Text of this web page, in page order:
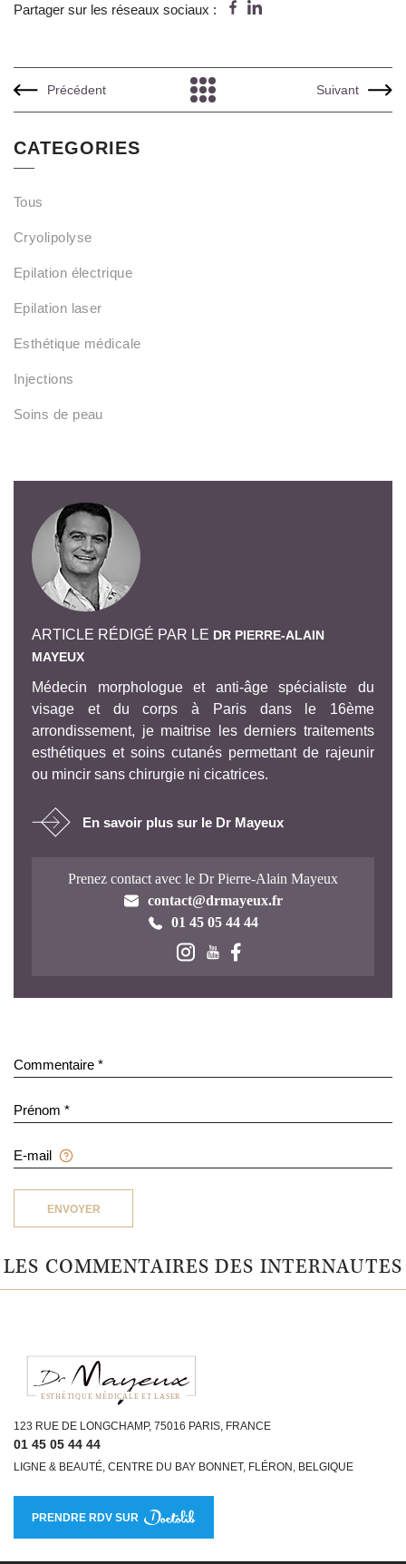
CATEGORIES
Tous
Cryolipolyse
Epilation électrique
Epilation laser
Esthétique médicale
Injections
Soins de peau
Partager sur les réseaux sociaux :
Précédent Suivant
ARTICLE RÉDIGÉ PAR LE DR PIERRE-ALAIN
MAYEUX
Médecin morphologue et anti-âge spécialiste du
visage et du corps à Paris dans le 16ème
arrondissement, je maitrise les derniers traitements
esthétiques et soins cutanés permettant de rajeunir
ou mincir sans chirurgie ni cicatrices.
En savoir plus sur le Dr Mayeux
Prenez contact avec le Dr Pierre-Alain Mayeux
contact@drmayeux.fr
01 45 05 44 44
Commentaire *
Prénom *
E-mail
ENVOYER
LES COMMENTAIRES DES INTERNAUTES
ESTHÉTIQUE MÉDICALE ET LASER
123 RUE DE LONGCHAMP, 75016 PARIS, FRANCE
01 45 05 44 44
LIGNE & BEAUTÉ, CENTRE DU BAY BONNET, FLÉRON, BELGIQUE
PRENDRE RDV SUR